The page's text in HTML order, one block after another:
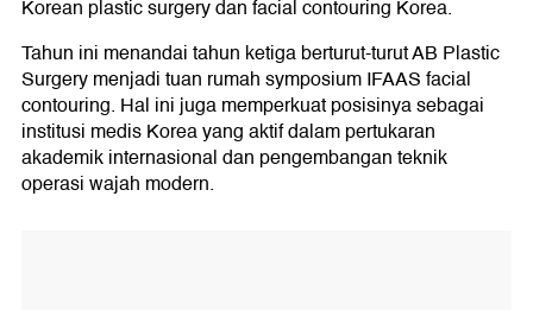
Korean plastic surgery dan facial contouring Korea.
Tahun ini menandai tahun ketiga berturut-turut AB Plastic
Surgery menjadi tuan rumah symposium IFAAS facial
contouring. Hal ini juga memperkuat posisinya sebagai
institusi medis Korea yang aktif dalam pertukaran
akademik internasional dan pengembangan teknik
operasi wajah modern.